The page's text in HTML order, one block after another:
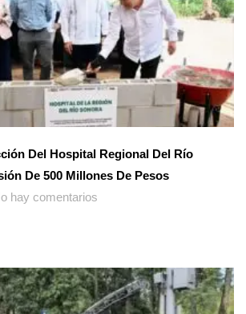
Del Hospital Regional Del Río
De 500 Millones De Pesos
hay comentarios